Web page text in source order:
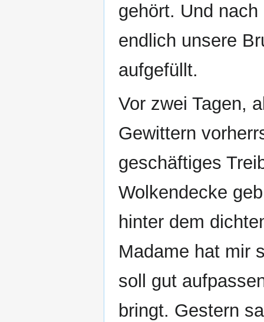
gehört. Und
endlich unsere
aufgefüllt.
Vor zwei Tagen,
Gewittern
geschäftiges
Wolkendecke
hinter dem
Madame hat mir
soll gut
bringt. Gestern